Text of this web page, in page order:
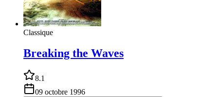
Classique
Breaking the Waves
8.1
09 octobre 1996